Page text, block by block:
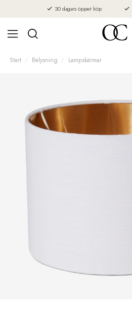
30 dagars öppet köp
Start Belysning Lampskärmar